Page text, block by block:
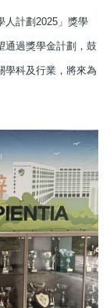
人計劃2025」獎學
通過獎學金計劃，鼓
學科及行業，將來為